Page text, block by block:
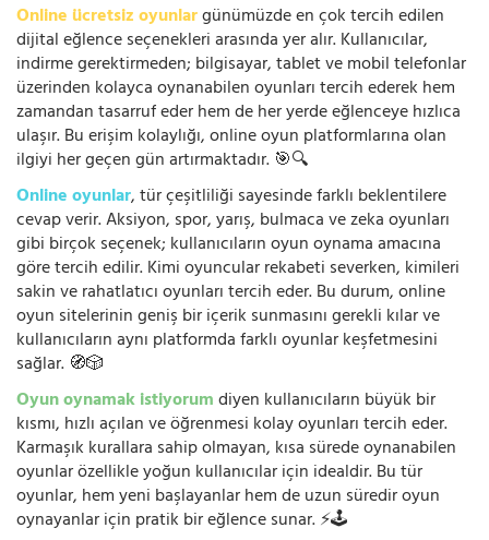
Online ücretsiz oyunlargünümüzde en çok tercih edilen
dijital eğlence seçenekleri arasında yer alır. Kullanıcılar,
indirme gerektirmeden; bilgisayar, tablet ve mobil telefonlar
üzerinden kolayca oynanabilen oyunları tercih ederek hem
zamandan tasarruf eder hem de her yerde eğlenceye hızlıca
ulaşır. Bu erişim kolaylığı, online oyun platformlarına olan
ilgiyi her geçen gün artırmaktadır. 🎯🔍
Online oyunlar, tür çeşitliliği sayesinde farklı beklentilere
cevap verir. Aksiyon, spor, yarış, bulmaca ve zeka oyunları
gibi birçok seçenek; kullanıcıların oyun oynama amacına
göre tercih edilir. Kimi oyuncular rekabeti severken, kimileri
sakin ve rahatlatıcı oyunları tercih eder. Bu durum, online
oyun sitelerinin geniş bir içerik sunmasını gerekli kılar ve
kullanıcıların aynı platformda farklı oyunlar keşfetmesini
sağlar. 🧭🎲
Oyun oynamak istiyorumdiyen kullanıcıların büyük bir
kısmı, hızlı açılan ve öğrenmesi kolay oyunları tercih eder.
Karmaşık kurallara sahip olmayan, kısa sürede oynanabilen
oyunlar özellikle yoğun kullanıcılar için idealdir. Bu tür
oyunlar, hem yeni başlayanlar hem de uzun süredir oyun
oynayanlar için pratik bir eğlence sunar. ⚡🕹️